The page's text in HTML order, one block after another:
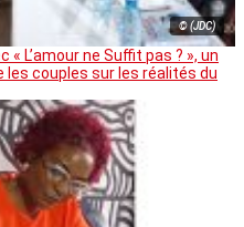
© (JDC)
« L’amour ne Suffit pas ? », un
les couples sur les réalités du